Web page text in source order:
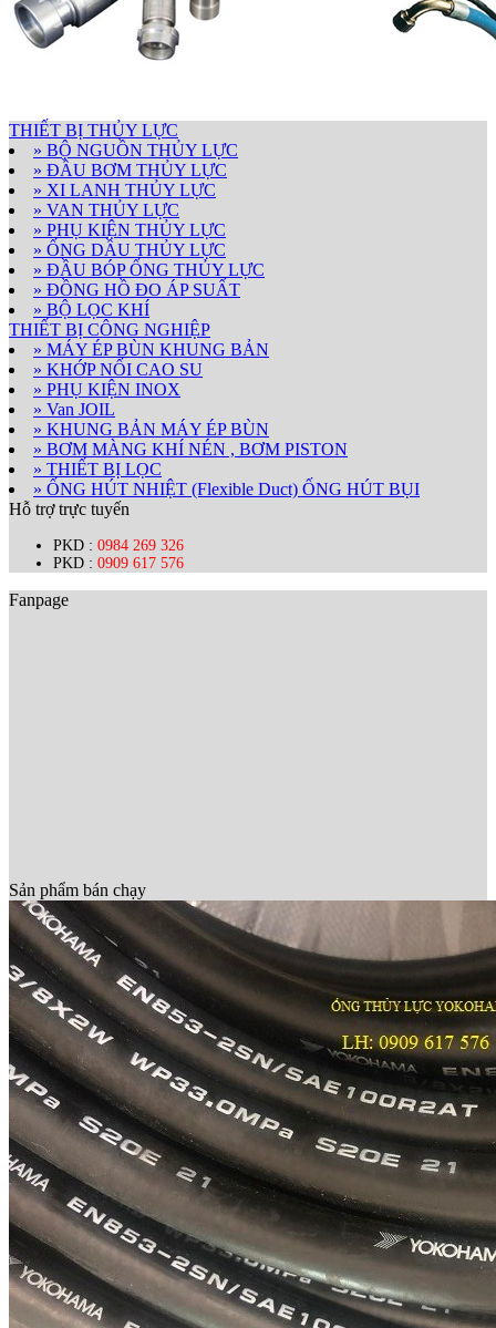
THIẾT BỊ THỦY LỰC
» BỘ NGUỒN THỦY LỰC
» ĐẦU BƠM THỦY LỰC
» XI LANH THỦY LỰC
» VAN THỦY LỰC
» PHỤ KIỆN THỦY LỰC
» ỐNG DẦU THỦY LỰC
» ĐẦU BÓP ỐNG THỦY LỰC
» ĐỒNG HỒ ĐO ÁP SUẤT
» BỘ LỌC KHÍ
THIẾT BỊ CÔNG NGHIỆP
» MÁY ÉP BÙN KHUNG BẢN
» KHỚP NỐI CAO SU
» PHỤ KIỆN INOX
» Van JOIL
» KHUNG BẢN MÁY ÉP BÙN
» BƠM MÀNG KHÍ NÉN , BƠM PISTON
» THIẾT BỊ LỌC
» ỐNG HÚT NHIỆT (Flexible Duct) ỐNG HÚT BỤI
Hỗ trợ trực tuyến
PKD : 0984 269 326
PKD : 0909 617 576
Fanpage
Sản phẩm bán chạy